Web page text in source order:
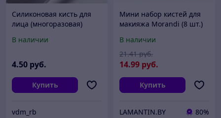
Силиконовая кисть для
лица (многоразовая)
В наличии
4.50 руб.
Купить
vdm_rb
Мини набор кистей для
макияжа Morandi (8 шт.)
В наличии
14.99 руб.
21.41 руб.
Купить
LAMANTIN.BY
80%